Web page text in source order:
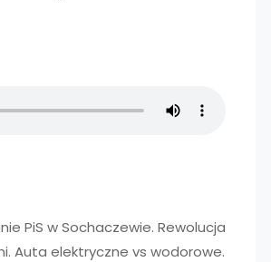
PiS w Sochaczewie. Rewolucja
Auta elektryczne vs wodorowe.